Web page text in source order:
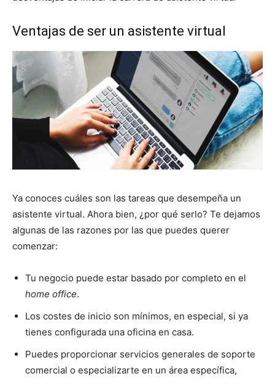
Ventajas de ser un asistente virtual
Ya conoces cuáles son las tareas que desempeña un
asistente virtual. Ahora bien, ¿por qué serlo? Te dejamos
algunas de las razones por las que puedes querer
comenzar:
Tu negocio puede estar basado por completo en el
home office.
Los costes de inicio son mínimos, en especial, si ya
tienes configurada una oficina en casa.
Puedes proporcionar servicios generales de soporte
comercial o especializarte en un área específica,